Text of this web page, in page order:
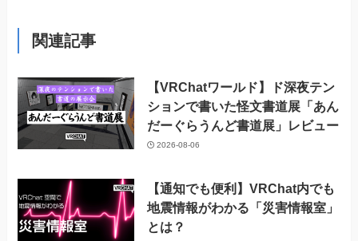
関連記事
【VRChatワールド】ド深夜テン
ションで書いた怪文書道展「あん
だーぐらうんど書道展」レビュー
2026-08-06
【通知でも便利】VRChat内でも
地震情報がわかる「災害情報室」
とは？